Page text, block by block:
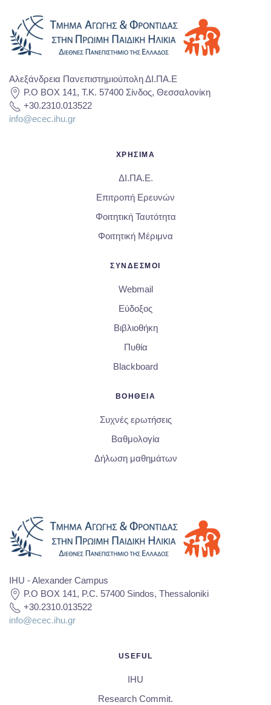
Αλεξάνδρεια Πανεπιστημιούπολη ΔΙ.ΠΑ.Ε
P.O BOX 141, T.K. 57400 Σίνδος, Θεσσαλονίκη
+30.2310.013522
info@ecec.ihu.gr
ΧΡΗΣΙΜΑ
ΔΙ.ΠΑ.Ε.
Επιτροπή Ερευνών
Φοιτητική Ταυτότητα
Φοιτητική Μέριμνα
ΣΥΝΔΕΣΜΟΙ
Webmail
Εύδοξος
Βιβλιοθήκη
Πυθία
Blackboard
ΒΟΗΘΕΙΑ
Συχνές ερωτήσεις
Βαθμολογία
Δήλωση μαθημάτων
IHU - Alexander Campus
P.O BOX 141, P.C. 57400 Sindos, Thessaloniki
+30.2310.013522
info@ecec.ihu.gr
USEFUL
IHU
Research Commit.